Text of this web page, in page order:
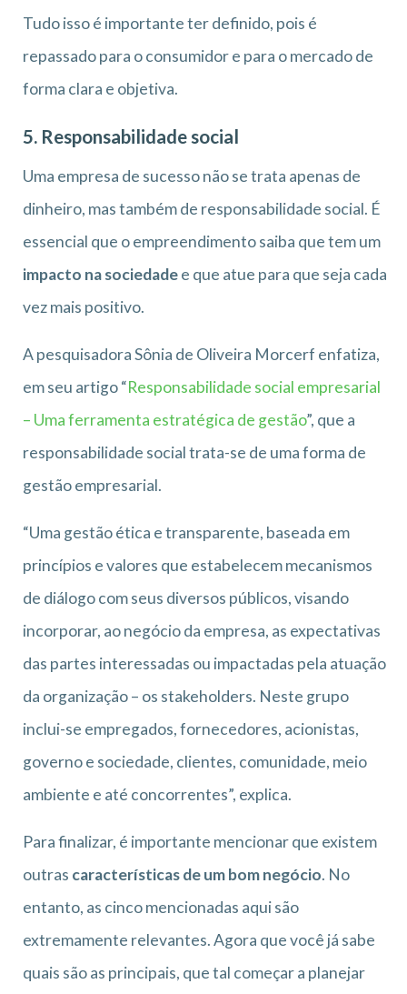
Tudo isso é importante ter definido, pois é
repassado para o consumidor e para o mercado de
forma clara e objetiva.
5. Responsabilidade social
Uma empresa de sucesso não se trata apenas de
dinheiro, mas também de responsabilidade social. É
essencial que o empreendimento saiba que tem um
impacto na sociedadee que atue para que seja cada
vez mais positivo.
A pesquisadora Sônia de Oliveira Morcerf enfatiza,
em seu artigo “Responsabilidade social empresarial
– Uma ferramenta estratégica de gestão”, que a
responsabilidade social trata-se de uma forma de
gestão empresarial.
“Uma gestão ética e transparente, baseada em
princípios e valores que estabelecem mecanismos
de diálogo com seus diversos públicos, visando
incorporar, ao negócio da empresa, as expectativas
das partes interessadas ou impactadas pela atuação
da organização – os stakeholders. Neste grupo
inclui-se empregados, fornecedores, acionistas,
governo e sociedade, clientes, comunidade, meio
ambiente e até concorrentes”, explica.
Para finalizar, é importante mencionar que existem
outras características de um bom negócio. No
entanto, as cinco mencionadas aqui são
extremamente relevantes. Agora que você já sabe
quais são as principais, que tal começar a planejar